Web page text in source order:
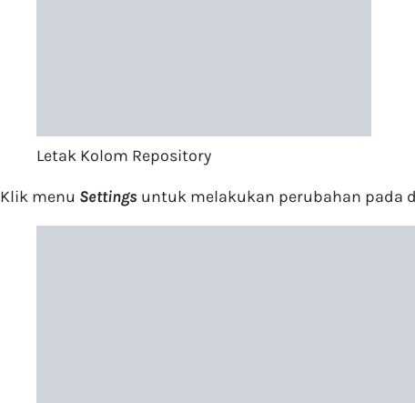
Letak Kolom Repository
Klik menu Settings untuk melakukan perubahan pada